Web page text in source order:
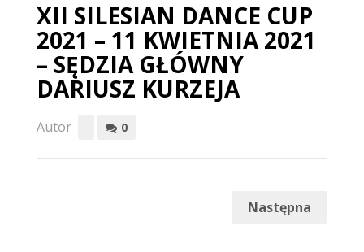
XII SILESIAN DANCE CUP
2021 – 11 KWIETNIA 2021
– SĘDZIA GŁÓWNY
DARIUSZ KURZEJA
Autor 0
Następna